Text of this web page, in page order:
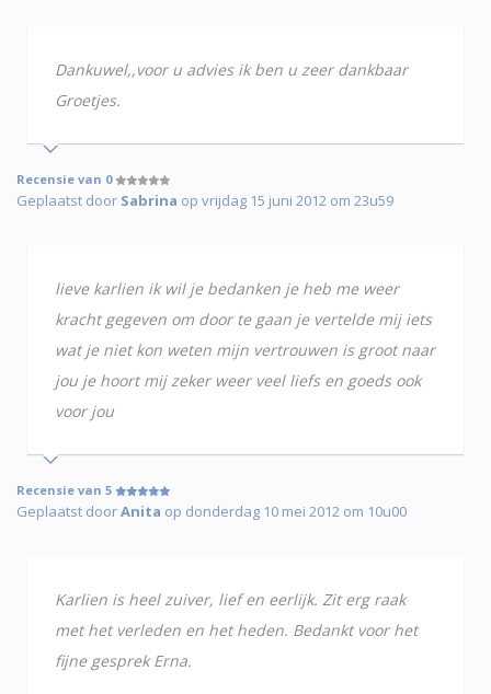
Dankuwel,,voor u advies ik ben u zeer dankbaar
Groetjes.
Recensie van 0
Geplaatst door Sabrina op vrijdag 15 juni 2012 om 23u59
lieve karlien ik wil je bedanken je heb me weer
kracht gegeven om door te gaan je vertelde mij iets
wat je niet kon weten mijn vertrouwen is groot naar
jou je hoort mij zeker weer veel liefs en goeds ook
voor jou
Recensie van 5
Geplaatst doorAnita op donderdag 10 mei 2012 om 10u00
Karlien is heel zuiver, lief en eerlijk. Zit erg raak
met het verleden en het heden. Bedankt voor het
fijne gesprek Erna.